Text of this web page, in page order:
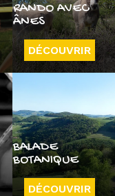
RANDO AVEC
ÂNES
DÉCOUVRIR
BALADE
BOTANIQUE
DÉCOUVRIR